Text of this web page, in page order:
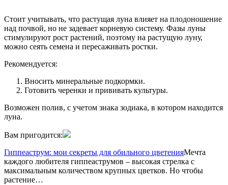
Стоит учитывать, что растущая луна влияет на плодоношение
над почвой, но не задевает корневую систему. Фазы луны
стимулируют рост растений, поэтому на растущую луну,
можно сеять семена и пересаживать ростки.
Рекомендуется:
Вносить минеральные подкормки.
Готовить черенки и прививать культуры.
Возможен полив, с учетом знака зодиака, в котором находится
луна.
Вам пригодится:
Гиппеаструм: мои секреты для обильного цветенияМечта
каждого любителя гиппеаструмов – высокая стрелка с
максимальным количеством крупных цветков. Но чтобы
растение…